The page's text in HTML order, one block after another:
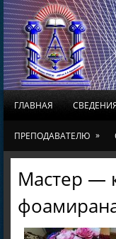
ГЛАВНАЯ
ПРЕПОДАВАТЕЛЮ »
Мастер —